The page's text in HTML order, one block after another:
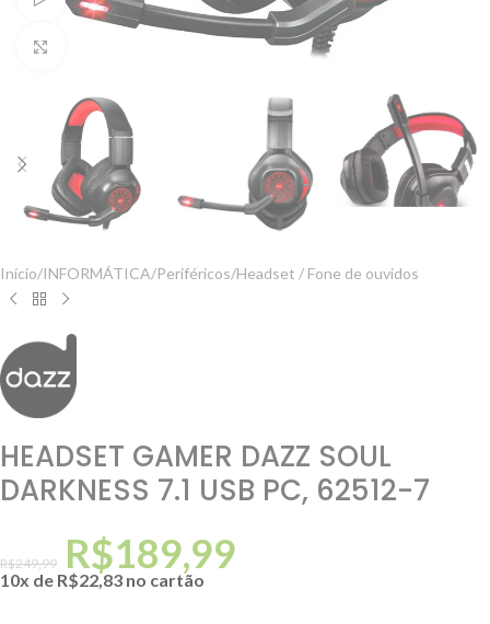
Início/INFORMÁTICA/Periféricos/Headset / Fone de ouvidos
HEADSET GAMER DAZZ SOUL
DARKNESS 7.1 USB PC, 62512-7
R$249,99 R$189,99
10x de R$22,83 no cartão